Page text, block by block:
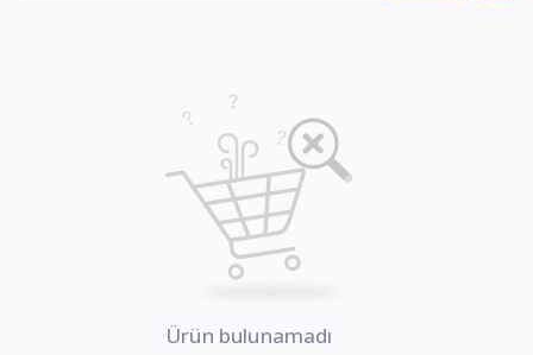
Ürün bulunamadı